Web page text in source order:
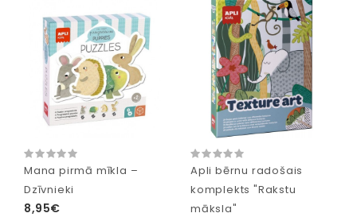
Mana pirmā mīkla –
Dzīvnieki
8,95€
Apli bērnu radošais
komplekts "Rakstu
māksla"